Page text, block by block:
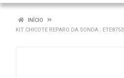
INÍCIO
KIT CHICOTE REPARO DA SONDA : ETE8753